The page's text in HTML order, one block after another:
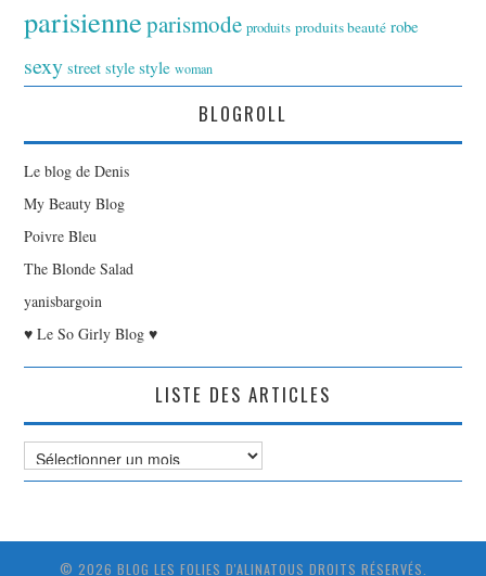
parisienneparismode produits produits beauté robe
sexy street style style woman
BLOGROLL
Le blog de Denis
My Beauty Blog
Poivre Bleu
The Blonde Salad
yanisbargoin
♥ Le So Girly Blog ♥
LISTE DES ARTICLES
Liste
des
© 2026 BLOG LES FOLIES D'ALINATOUS DROITS RÉSERVÉS.